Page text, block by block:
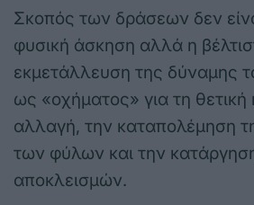
Σκοπός των δράσεων δεν
φυσική άσκηση αλλά η
εκμετάλλευση της δύναμης
ως «οχήματος» για τη θετική
αλλαγή, την καταπολέμηση
των φύλων και την
αποκλεισμών.